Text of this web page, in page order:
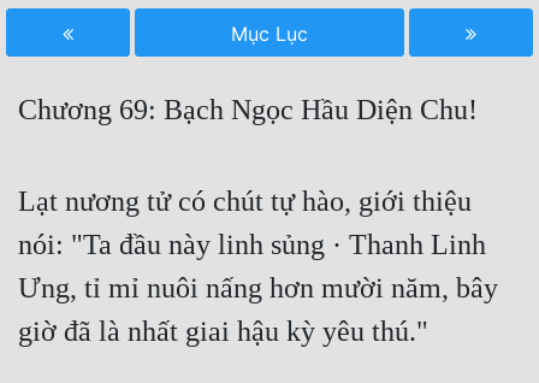
Hậu Cung
Truyện Dịch
Truyện ngắn
Mục Lục
Chương 69: Bạch Ngọc Hầu Diện Chu!
Lạt nương tử có chút tự hào, giới thiệu
nói: "Ta đầu này linh sủng · Thanh Linh
Ưng, tỉ mỉ nuôi nấng hơn mười năm, bây
giờ đã là nhất giai hậu kỳ yêu thú."